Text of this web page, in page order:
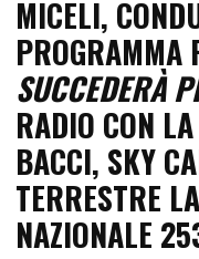
MICELI,
PROGRAMMA
SUCCEDERÀ
RADIO CON
BACCI, SKY
TERRESTRE
NAZIONALE